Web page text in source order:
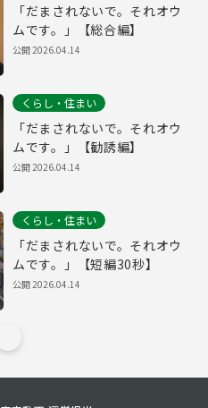
「だまされないで。それオウ
ムです。」【総合編】
公開2026.04.14
くらし・住まい
「だまされないで。それオウ
ムです。」【勧誘編】
公開2026.04.14
くらし・住まい
「だまされないで。それオウ
ムです。」【短編30秒】
公開2026.04.14